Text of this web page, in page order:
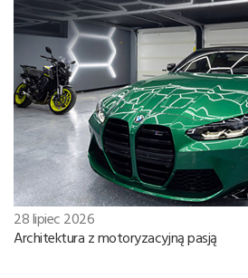
28 lipiec 2026
Architektura z motoryzacyjną pasją